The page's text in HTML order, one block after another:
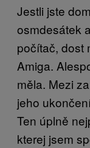
Jestli jste
osmdesátek
počítač, dost
Amiga.
měla. Mezi
jeho
Ten úplně
kterej jsem